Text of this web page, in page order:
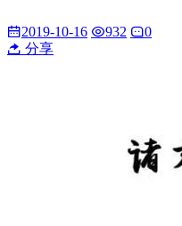
2019-10-16 932
0
分享